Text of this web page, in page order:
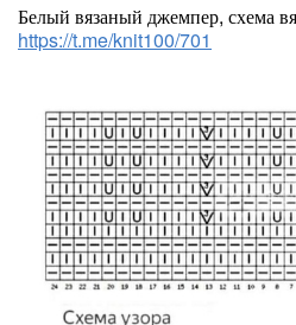
Белый вязаный джемпер, схема
https://t.me/knit100/701